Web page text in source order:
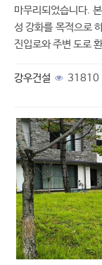
마무리되었습니다.
성 강화를 목적으로
진입로와 주변 도로
강우건설 31810